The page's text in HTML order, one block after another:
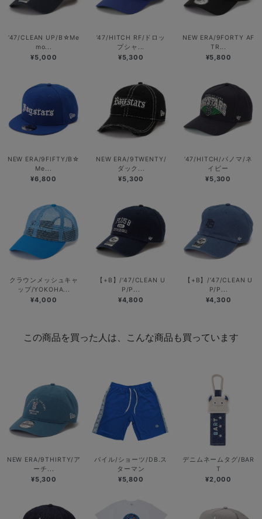
’47/CLEAN UP/B☆Me
mo...
¥5,000
’47/HITCH RF/ドロッ
プシャ...
¥5,300
NEW ERA/9FORTY AF
TR...
¥5,800
NEW ERA/9FIFTY/B☆
Me...
¥6,800
NEW ERA/9TWENTY/
ダック...
¥5,300
’47/HITCH/パノマ/ネ
イビー
¥5,300
クラウンメッシュキャ
ップ/YOKOHA...
¥4,000
【+B】/’47/CLEAN U
P/P...
¥4,800
【+B】/’47/CLEAN U
P/P...
¥4,300
この商品を買った人は、こんな商品も買っています
NEW ERA/9THIRTY/ア
ーチ...
¥5,300
パイル/ショーツ/DB.ス
ターマン
¥5,800
デニムネームタグ/BAR
T
¥2,000